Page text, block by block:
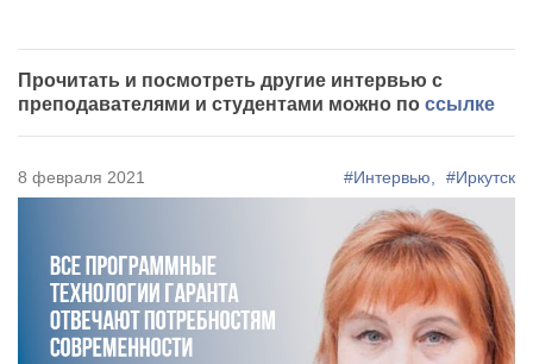
Прочитать и посмотреть другие интервью с
преподавателями и студентами можно по ссылке
8 февраля 2021 #Интервью, #Иркутск